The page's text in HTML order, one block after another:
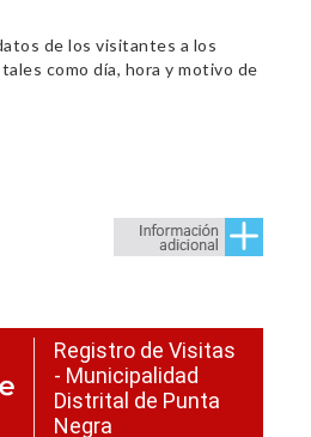
de los visitantes a los
como día, hora y motivo de